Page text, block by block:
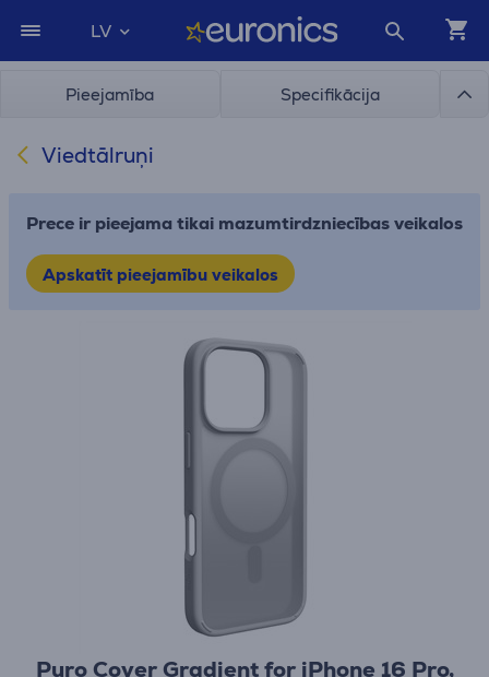
LV
Pieejamība Specifikācija
Viedtālruņi
Prece ir pieejama tikai mazumtirdzniecības veikalos
Apskatīt pieejamību veikalos
Puro Cover Gradient for iPhone 16 Pro,